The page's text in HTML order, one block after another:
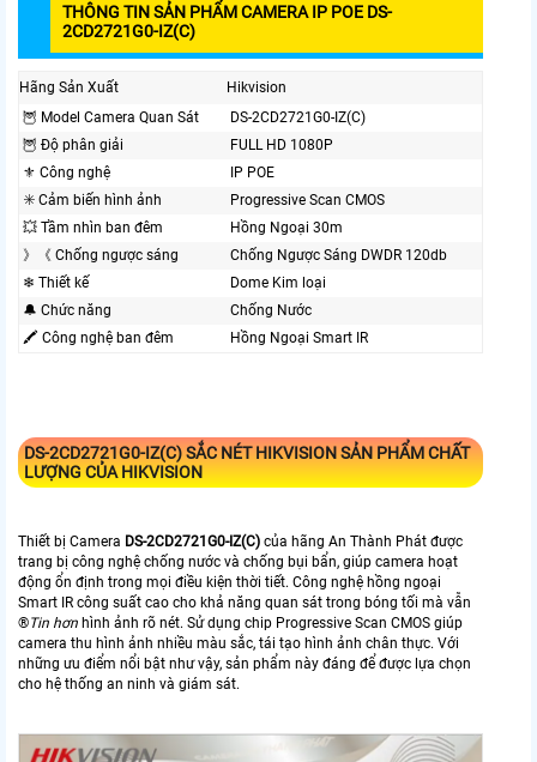
THÔNG TIN SẢN PHẨM CAMERA IP POE DS-
2CD2721G0-IZ(C)
Hãng Sản Xuất
Hikvision
🦉 Model Camera Quan Sát
DS-2CD2721G0-IZ(C)
🦉 Độ phân giải
FULL HD 1080P
⚜️ Công nghệ
IP POE
✳️ Cảm biến hình ảnh
Progressive Scan CMOS
💥 Tầm nhìn ban đêm
Hồng Ngoại 30m
》《 Chống ngược sáng
Chống Ngược Sáng DWDR 120db
❄ Thiết kế
Dome Kim loại
🔔 Chức năng
Chống Nước
🖍 Công nghệ ban đêm
Hồng Ngoại Smart IR
DS-2CD2721G0-IZ(C)SẮC NÉT HIKVISION SẢN PHẨM CHẤT
LƯỢNG CỦA HIKVISION
Thiết bị Camera DS-2CD2721G0-IZ(C) của hãng An Thành Phát được
trang bị công nghệ chống nước và chống bụi bẩn, giúp camera hoạt
động ổn định trong mọi điều kiện thời tiết. Công nghệ hồng ngoại
Smart IR công suất cao cho khả năng quan sát trong bóng tối mà vẫn
®️Tin hơn hình ảnh rõ nét. Sử dụng chip Progressive Scan CMOS giúp
camera thu hình ảnh nhiều màu sắc, tái tạo hình ảnh chân thực. Với
những ưu điểm nổi bật như vậy, sản phẩm này đáng để được lựa chọn
cho hệ thống an ninh và giám sát.